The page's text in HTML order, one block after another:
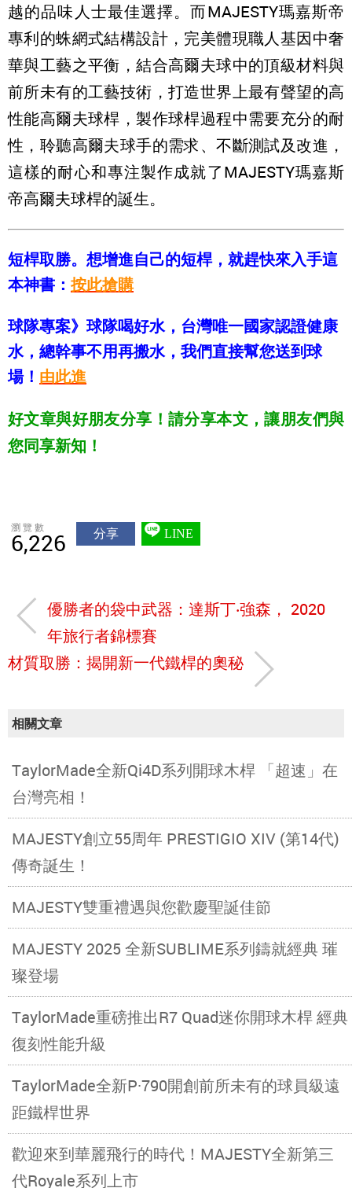
越的品味人士最佳選擇。而MAJESTY瑪嘉斯帝
專利的蛛網式結構設計，完美體現職人基因中奢
華與工藝之平衡，結合高爾夫球中的頂級材料與
前所未有的工藝技術，打造世界上最有聲望的高
性能高爾夫球桿，製作球桿過程中需要充分的耐
性，聆聽高爾夫球手的需求、不斷測試及改進，
這樣的耐心和專注製作成就了MAJESTY瑪嘉斯
帝高爾夫球桿的誕生。
短桿取勝。想增進自己的短桿，就趕快來入手這
本神書： 按此搶購
球隊專案》球隊喝好水，台灣唯一國家認證健康
水，總幹事不用再搬水，我們直接幫您送到球
場！ 由此進
好文章與好朋友分享！請分享本文，讓朋友們與
您同享新知！
瀏覽數
6,226 分享 LINE
優勝者的袋中武器：達斯丁‧強森， 2020
年旅行者錦標賽
材質取勝：揭開新一代鐵桿的奧秘
相關文章
TaylorMade全新Qi4D系列開球木桿 「超速」在
台灣亮相！
MAJESTY創立55周年 PRESTIGIO XIV (第14代)
傳奇誕生！
MAJESTY雙重禮遇與您歡慶聖誕佳節
MAJESTY 2025 全新SUBLIME系列鑄就經典 璀
璨登場
TaylorMade重磅推出R7 Quad迷你開球木桿 經典
復刻性能升級
TaylorMade全新P·790開創前所未有的球員級遠
距鐵桿世界
歡迎來到華麗飛行的時代！MAJESTY全新第三
代Royale系列上市